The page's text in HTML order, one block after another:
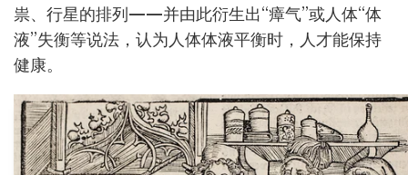
祟、行星的排列——并由此衍生出“瘴气”或人体“体
液”失衡等说法，认为人体体液平衡时，人才能保持
健康。